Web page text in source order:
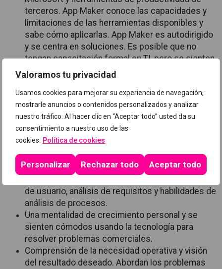
Valoramos tu privacidad
Usamos cookies para mejorar su experiencia de navegación,
mostrarle anuncios o contenidos personalizados y analizar
nuestro tráfico. Al hacer clic en “Aceptar todo” usted da su
consentimiento a nuestro uso de las
cookies. Política de cookies
Personalizar Rechazar todo Aceptar todo
terceros. App Maker conoce las capacidades y
limitaciones de las herramientas disponibles y
sabe cómo aplicarlas. App Maker es autodirigido
y se centra en soluciones. Es posible que no
tengan capacitación formal en TI, pero se sienten
cómodos usando la tecnología para resolver
problemas comerciales con una mentalidad de
crecimiento personal. Entienden la necesidad
operativa y tienen una visión del resultado
deseado. Abordan los problemas con estrategias
escalonadas e iterativas.
Requisitos previos:
de usuario, análisis de requisitos y habilidades de
análisis de procesos.
Una mentalidad de crecimiento personal y se
sienten cómodos usando la tecnología para
resolver problemas comerciales.
Comprensión de la necesidad operativa y visión
del resultado deseado. Abordan los problemas